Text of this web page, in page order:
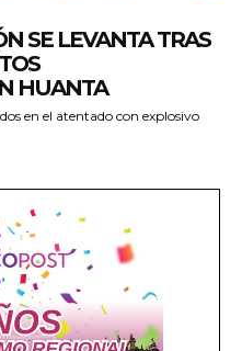
SE LEVANTA TRAS
HUANTA
en el atentado con explosivo